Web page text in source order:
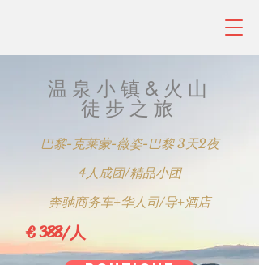
​温泉小镇&火山
徒步之旅
巴黎-克莱蒙-薇姿-巴黎 3天2夜
4人成团/精品小团
奔驰商务车+华人司/导+酒店
€ 388/人